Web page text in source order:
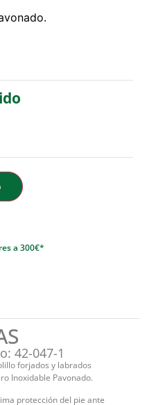
a 300€*
42-047-1
forjados y labrados
Inoxidable Pavonado.
protección del pie ante